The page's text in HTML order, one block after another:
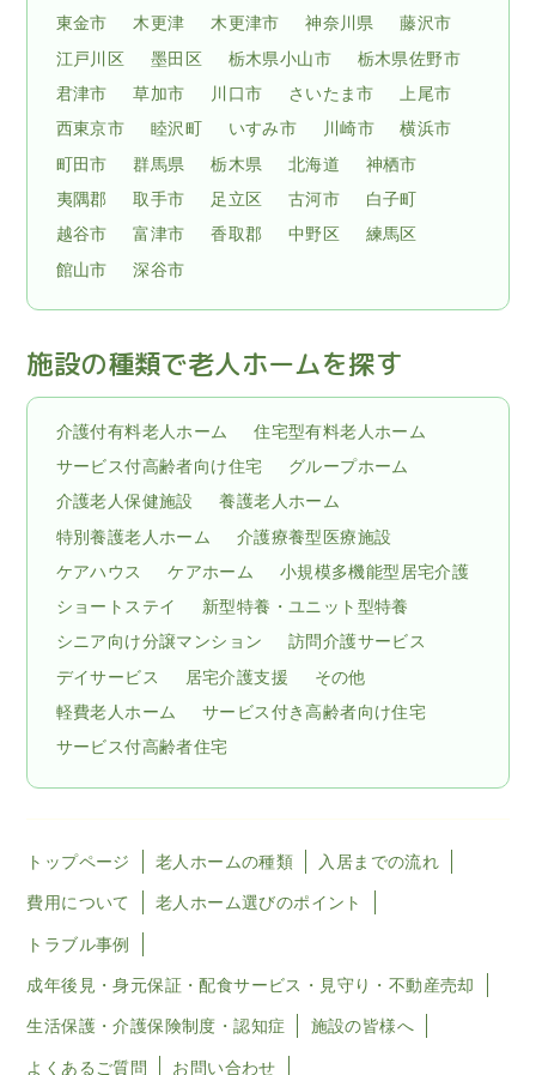
東金市
木更津 木更津市 神奈川県
藤沢市
江戸川区
墨田区 栃木県小山市
栃木県佐野市
君津市
草加市 川口市 さいたま市
上尾市
西東京市
睦沢町 いすみ市 川崎市
横浜市
町田市
群馬県 栃木県 北海道
神栖市
夷隅郡
取手市 足立区 古河市
白子町
越谷市
富津市 香取郡 中野区
練馬区
館山市
深谷市
施設の種類で老人ホームを探す
介護付有料老人ホーム
住宅型有料老人ホーム
サービス付高齢者向け住宅
グループホーム
介護老人保健施設
養護老人ホーム
特別養護老人ホーム
介護療養型医療施設
ケアハウス
ケアホーム
小規模多機能型居宅介護
ショートステイ
新型特養・ユニット型特養
シニア向け分譲マンション
訪問介護サービス
デイサービス
居宅介護支援
その他
軽費老人ホーム
サービス付き高齢者向け住宅
サービス付高齢者住宅
トップページ 老人ホームの種類 入居までの流れ
費用について 老人ホーム選びのポイント
トラブル事例
成年後見・身元保証・配食サービス・見守り・不動産売却
生活保護・介護保険制度・認知症 施設の皆様へ
よくあるご質問 お問い合わせ